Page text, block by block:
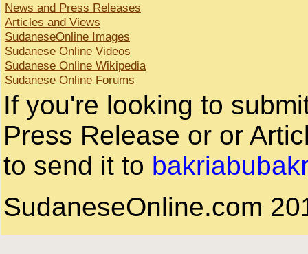
News and Press Releases
Articles and Views
SudaneseOnline Images
Sudanese Online Videos
Sudanese Online Wikipedia
Sudanese Online Forums
If you're looking to
Press Release or or
to send it to